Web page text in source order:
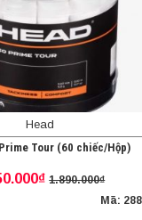
Head
Tour (60 chiếc/Hộp)
1.890.000₫
Mã: